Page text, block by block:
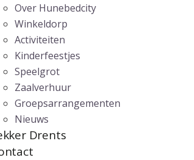
Over Hunebedcity
Winkeldorp
Activiteiten
Kinderfeestjes
Speelgrot
Zaalverhuur
Groepsarrangementen
Nieuws
Drents